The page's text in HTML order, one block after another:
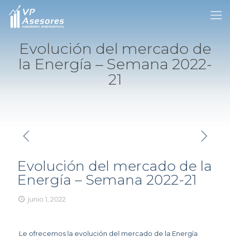
Evolución del mercado de
la Energía – Semana 2022-
21
Evolución del mercado de la
Energía – Semana 2022-21
junio 1, 2022
Le ofrecemos la evolución del mercado de la Energía